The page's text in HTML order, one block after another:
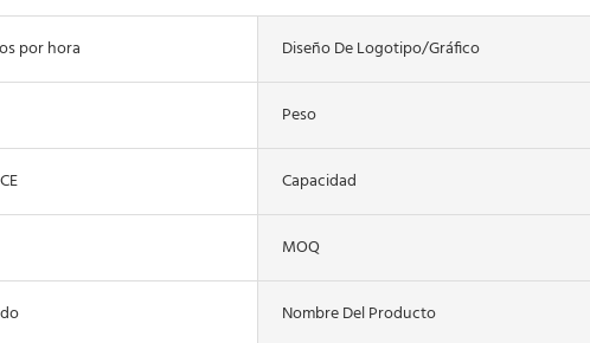
por hora Diseño De Logotipo/gráfico
Peso
Capacidad
MOQ
Nombre Del Producto